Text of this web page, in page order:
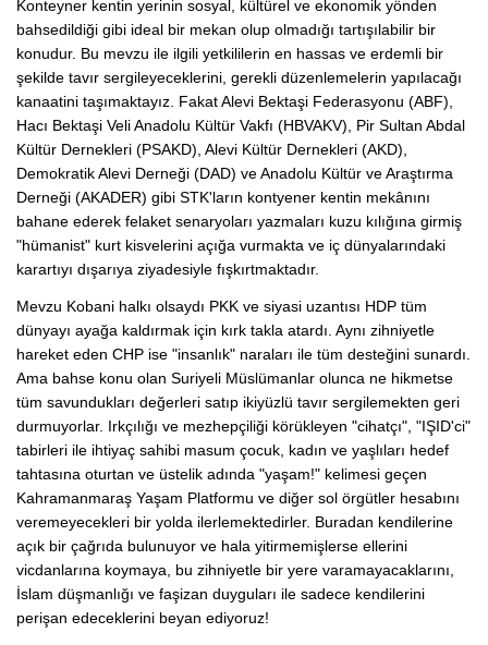
Konteyner kentin yerinin sosyal, kültürel ve ekonomik yönden
bahsedildiği gibi ideal bir mekan olup olmadığı tartışılabilir bir
konudur. Bu mevzu ile ilgili yetkililerin en hassas ve erdemli bir
şekilde tavır sergileyeceklerini, gerekli düzenlemelerin yapılacağı
kanaatini taşımaktayız. Fakat Alevi Bektaşi Federasyonu (ABF),
Hacı Bektaşi Veli Anadolu Kültür Vakfı (HBVAKV), Pir Sultan Abdal
Kültür Dernekleri (PSAKD), Alevi Kültür Dernekleri (AKD),
Demokratik Alevi Derneği (DAD) ve Anadolu Kültür ve Araştırma
Derneği (AKADER) gibi STK'ların kontyener kentin mekânını
bahane ederek felaket senaryoları yazmaları kuzu kılığına girmiş
"hümanist" kurt kisvelerini açığa vurmakta ve iç dünyalarındaki
karartıyı dışarıya ziyadesiyle fışkırtmaktadır.
Mevzu Kobani halkı olsaydı PKK ve siyasi uzantısı HDP tüm
dünyayı ayağa kaldırmak için kırk takla atardı. Aynı zihniyetle
hareket eden CHP ise "insanlık" naraları ile tüm desteğini sunardı.
Ama bahse konu olan Suriyeli Müslümanlar olunca ne hikmetse
tüm savundukları değerleri satıp ikiyüzlü tavır sergilemekten geri
durmuyorlar. Irkçılığı ve mezhepçiliği körükleyen "cihatçı", "IŞID'ci"
tabirleri ile ihtiyaç sahibi masum çocuk, kadın ve yaşlıları hedef
tahtasına oturtan ve üstelik adında "yaşam!" kelimesi geçen
Kahramanmaraş Yaşam Platformu ve diğer sol örgütler hesabını
veremeyecekleri bir yolda ilerlemektedirler. Buradan kendilerine
açık bir çağrıda bulunuyor ve hala yitirmemişlerse ellerini
vicdanlarına koymaya, bu zihniyetle bir yere varamayacaklarını,
İslam düşmanlığı ve faşizan duyguları ile sadece kendilerini
perişan edeceklerini beyan ediyoruz!